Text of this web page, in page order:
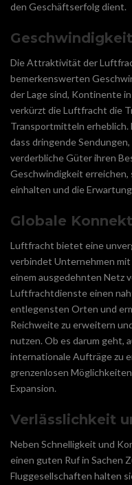
den Geschäftserfolg dient.
Die Attraktivität der
bemerkenswerten
der Lage sind, Kontinente
verkürzt die Luftfracht die
Transportmitteln erheblich.
dass dringende
verderbliche Güter ihren
Geschwindigkeit erreichen,
einhalten und die
Globale
Luftfracht bietet eine
verbindet Unternehmen
einem ausgedehnten Netz
Luftfrachtdienste einen
entlegensten Orten und
Reichweite zu erweitern
nutzen. Ob es darum geht,
internationale Aufträge zu
grenzenlosen
Expansion.
Verlässlichkeit
Neben Schnelligkeit und
einen guten Ruf in Sachen
Fluggesellschaften halten